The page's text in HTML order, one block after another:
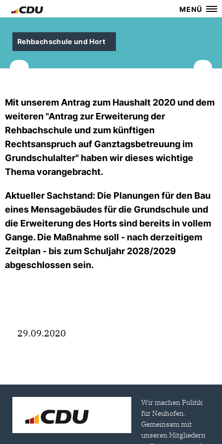
MENÜ
Rehbachschule und Hort
Mit unserem Antrag zum Haushalt 2020 und dem
weiteren "Antrag zur Erweiterung der
Rehbachschule und zum künftigen
Rechtsanspruch auf Ganztagsbetreuung im
Grundschulalter" haben wir dieses wichtige
Thema vorangebracht.
Aktueller Sachstand: Die Planungen für den Bau
eines Mensagebäudes für die Grundschule und
die Erweiterung des Horts sind bereits in vollem
Gange. Die Maßnahme soll - nach derzeitigem
Zeitplan - bis zum Schuljahr 2028/2029
abgeschlossen sein.
29.09.2020
Wir machen Politik
für Neuhofen.
Gemeinsam mit
unseren Mitgliedern